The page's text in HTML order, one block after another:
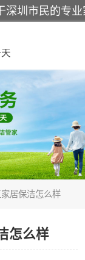
居保洁怎么样
怎么样